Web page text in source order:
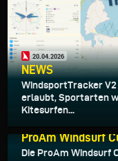
20.04.2026
NEWS
WindsportTracker
erlaubt, Sportarten
Kitesurfen...
ProAm Windsurf
Die ProAm Windsurf